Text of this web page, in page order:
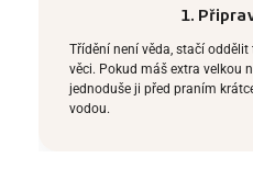
1.
Třídění není věda, stačí
věci. Pokud máš extra velkou
jednoduše ji před praním
vodou.